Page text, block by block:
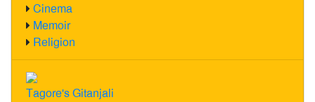
Cinema
Memoir
Religion
Tagore's Gitanjali